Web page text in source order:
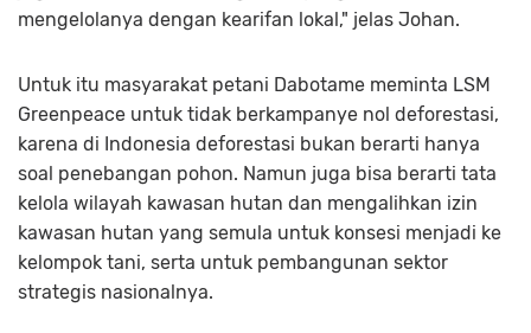
mengelolanya dengan kearifan lokal," jelas Johan.
Untuk itu masyarakat petani Dabotame meminta LSM
Greenpeace untuk tidak berkampanye nol deforestasi,
karena di Indonesia deforestasi bukan berarti hanya
soal penebangan pohon. Namun juga bisa berarti tata
kelola wilayah kawasan hutan dan mengalihkan izin
kawasan hutan yang semula untuk konsesi menjadi ke
kelompok tani, serta untuk pembangunan sektor
strategis nasionalnya.